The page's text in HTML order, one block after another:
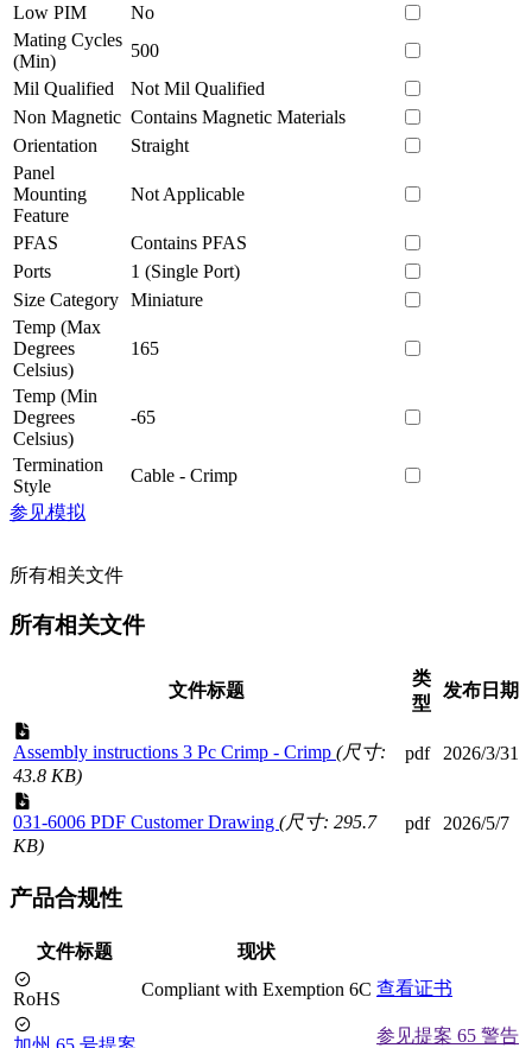
Low PIM
No
Mating Cycles
(Min)
500
Mil Qualified
Not Mil Qualified
Non Magnetic Contains Magnetic Materials
Orientation
Straight
Panel
Mounting
Feature
Not Applicable
PFAS
Contains PFAS
Ports
1 (Single Port)
Size Category Miniature
Temp (Max
Degrees
Celsius)
165
Temp (Min
Degrees
Celsius)
-65
Termination
Style
Cable - Crimp
参见模拟
所有相关文件
所有相关文件
文件标题
类
型
发布日期
Assembly instructions 3 Pc Crimp - Crimp (尺寸:
43.8 KB)
pdf 2026/3/31
031-6006 PDF Customer Drawing (尺寸: 295.7
KB)
pdf 2026/5/7
产品合规性
文件标题 现状
RoHS Compliant with Exemption 6C 查看证书
参见提案 65 警告